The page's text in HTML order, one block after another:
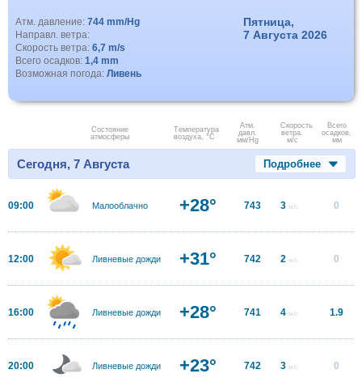
Атм. давление: 744 mm/Hg
Направл. ветра:
Скорость ветра: 6,7 m/s
Всего осадков: 1,4 mm
Возможная погода: Ливень
Пятница,
7 Августа 2026
Состояние
атмосферы
Температура
воздуха, °C
Атм.
давл.
мм/Hg
Скорость
ветра.
м/с
Всего
осадков,
мм
Сегодня, 7 Августа Подробнее
09:00 Малооблачно +28° 743 3 м/с 0
12:00 Ливневые дожди +31° 742 2 м/с 0
16:00 Ливневые дожди +28° 741 4 м/с 1.9
20:00 Ливневые дожди +23° 742 3 м/с 0